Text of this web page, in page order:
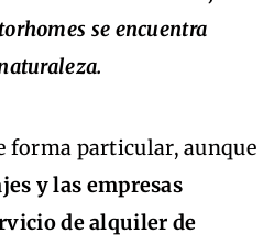
se encuentra
forma particular, aunque
y las empresas
de alquiler de